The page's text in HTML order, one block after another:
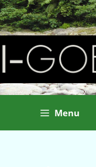
Menu